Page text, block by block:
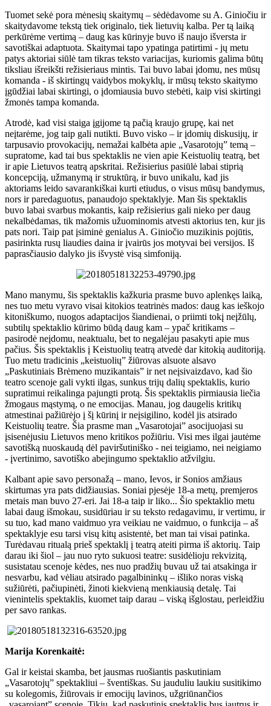
Tuomet sekė pora mėnesių skaitymų – sėdėdavome su A. Giniočiu ir
skaitydavome tekstą tiek originalo, tiek lietuvių kalba. Per tą laiką
perkūrėme vertimą – daug kas kūrinyje buvo iš naujo išversta ir
savotiškai adaptuota. Skaitymai tapo ypatinga patirtimi - jų metu
patys aktoriai siūlė tam tikras teksto variacijas, kuriomis galima būtų
tiksliau išreikšti režisieriaus mintis. Tai buvo labai įdomu, nes mūsų
komanda - iš skirtingų vaidybos mokyklų, ir mūsų teksto skaitymo
įgūdžiai labai skirtingi, o įdomiausia buvo stebėti, kaip visi skirtingi
žmonės tampa komanda.
Atrodė, kad visi staiga įgijome tą pačią kraujo grupę, kai net
neįtarėme, jog taip gali nutikti. Buvo visko – ir įdomių diskusijų, ir
tarpusavio provokacijų, nemažai kalbėta apie „Vasarotojų” temą –
supratome, kad tai bus spektaklis ne vien apie Keistuolių teatrą, bet
ir apie Lietuvos teatrą apskritai. Režisierius pasiūlė labai stiprią
koncepciją, užmanymą ir struktūrą, ir buvo unikalu, kad jis
aktoriams leido savarankiškai kurti etiudus, o visus mūsų bandymus,
nors ir paredaguotus, panaudojo spektaklyje. Man šis spektaklis
buvo labai svarbus mokantis, kaip režisierius gali nieko per daug
nekalbėdamas, tik mažomis užuominomis atvesti aktorius ten, kur jis
pats nori. Taip pat įsiminė genialus A. Giniočio muzikinis pojūtis,
pasirinkta rusų liaudies daina ir įvairūs jos motyvai bei versijos. Iš
paprasčiausio dalyko jis išvystė visą simfoniją.
Mano manymu, šis spektaklis kažkuria prasme buvo aplenkęs laiką,
nes tuo metu vyravo visai kitokios teatrinės mados: daug kas ieškojo
kitoniškumo, nuogos adaptacijos šiandienai, o priimti tokį neįžūlų,
subtilų spektaklio kūrimo būdą daug kam – ypač kritikams –
pasirodė neįdomu, neaktualu, bet to negalėjau pasakyti apie mus
pačius. Šis spektaklis į Keistuolių teatrą atvedė dar kitokią auditoriją.
Tuo metu tradicinis „keistuolių” žiūrovas alsuote alsavo
„Paskutiniais Brėmeno muzikantais” ir net neįsivaizdavo, kad šio
teatro scenoje gali vykti ilgas, sunkus trijų dalių spektaklis, kurio
supratimui reikalinga pajungti protą. Šis spektaklis pirmiausia liečia
žmogaus mąstymą, o ne emocijas. Manau, jog daugelis kritikų
atmestinai pažiūrėjo į šį kūrinį ir neįsigilino, kodėl jis atsirado
Keistuolių teatre. Šia prasme man „Vasarotojai” asocijuojasi su
įsisenėjusiu Lietuvos meno kritikos požiūriu. Visi mes ilgai jautėme
savotišką nuoskaudą dėl paviršutiniško - nei teigiamo, nei neigiamo
- įvertinimo, savotiško abejingumo spektaklio atžvilgiu.
Kalbant apie savo personažą – mano, Ievos, ir Sonios amžiaus
skirtumas yra pats didžiausias. Soniai pjesėje 18-a metų, premjeros
metais man buvo 27-eri. Jai 18-a taip ir liko... Šio spektaklio metu
labai daug išmokau, susidūriau ir su teksto redagavimu, ir vertimu, ir
su tuo, kad mano vaidmuo yra veikiau ne vaidmuo, o funkcija – aš
spektaklyje esu tarsi visų kitų asistentė, bet man tai visai patinka.
Turėdavau ritualą prieš spektaklį į teatrą ateiti pirma iš aktorių. Taip
darau iki šiol – jau nuo ryto sukuosi teatre: susidėlioju rekvizitą,
susistatau scenoje kėdes, nes nuo pradžių buvau už tai atsakinga ir
nesvarbu, kad vėliau atsirado pagalbininkų – išliko noras viską
sužiūrėti, pačiupinėti, žinoti kiekvieną menkiausią detalę. Tai
vienintelis spektaklis, kuomet taip darau – viską išglostau, perleidžiu
per savo rankas.
Marija Korenkaitė:
Gal ir keistai skamba, bet jausmas ruošiantis paskutiniam
„Vasarotojų” spektakliui – šventiškas. Su jauduliu laukiu susitikimo
su kolegomis, žiūrovais ir emocijų lavinos, užgriūnančios